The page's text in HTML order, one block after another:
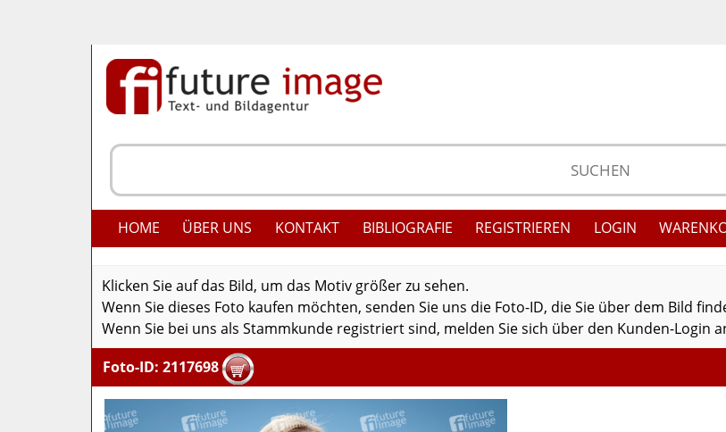
HOME ÜBER UNS KONTAKT BIBLIOGRAFIE REGISTRIEREN LOGIN
Klicken Sie auf das Bild, um das Motiv größer zu sehen.
Wenn Sie dieses Foto kaufen möchten, senden Sie uns die Foto-ID, die Sie über dem Bild
Wenn Sie bei uns als Stammkunde registriert sind, melden Sie sich über den Kunden-Login
Foto-ID: 2117698